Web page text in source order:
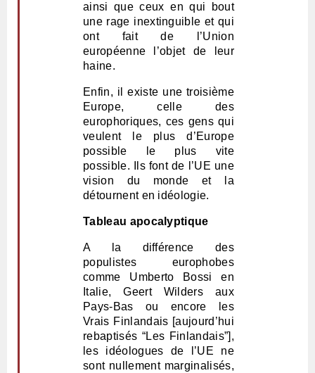
ainsi que ceux en qui bout
une rage inextinguible et qui
ont fait de l’Union
européenne l’objet de leur
haine.
Enfin, il existe une troisième
Europe, celle des
europhoriques, ces gens qui
veulent le plus d’Europe
possible le plus vite
possible. Ils font de l’UE une
vision du monde et la
détournent en idéologie.
Tableau apocalyptique
A la différence des
populistes europhobes
comme Umberto Bossi en
Italie, Geert Wilders aux
Pays-Bas ou encore les
Vrais Finlandais [aujourd’hui
rebaptisés “Les Finlandais”],
les idéologues de l’UE ne
sont nullement marginalisés,